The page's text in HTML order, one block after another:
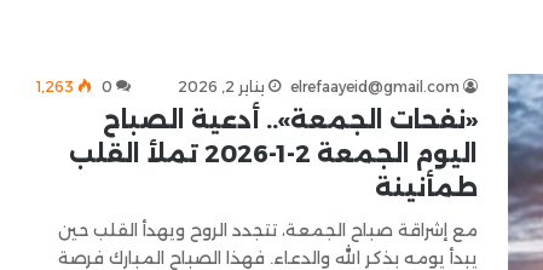
elrefaayeid@gmail.com يناير 2, 2026 0 1٬263
«نفحات الجمعة».. أدعية الصباح
اليوم الجمعة 2-1-2026 تملأ القلب
طمأنينة
مع إشراقة صباح الجمعة، تتجدد الروح ويهدأ القلب حين
يبدأ يومه بذكر الله والدعاء. فهذا الصباح المبارك فرصة